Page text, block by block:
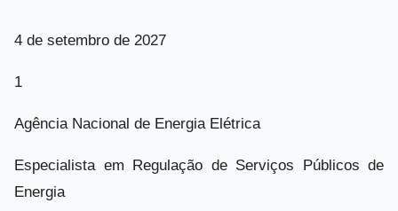
4 de setembro de 2027
1
Agência Nacional de Energia Elétrica
Especialista em Regulação de Serviços Públicos de
Energia